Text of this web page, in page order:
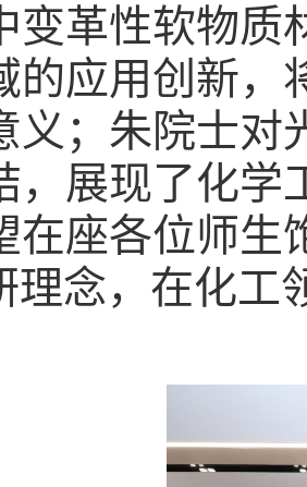
变革性软物质
的应用创新，
义；朱院士对
，展现了化学
在座各位师生
理念，在化工